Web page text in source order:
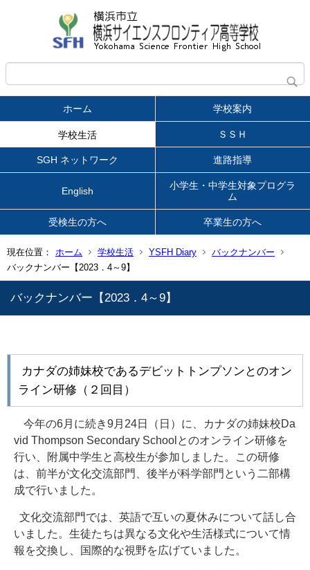
ホーム 学校案内
学校生活 ＳＳＨ
SGH ネットワーク 進路指導
English
小学生・中学生対象プログラ
ム
受検生の方へ 卒業生の方へ
現在位置： ホーム 学校生活 YSFH Diary
バックナンバー
バックナンバー【2023．4～9】
バックナンバー【2023．4～9】
カナダの姉妹校であるデビットトンプソンとのオン
ライン研修（２回目）
今年の6月に続き9月 24日（日）に、カナダの姉妹校Da
vid Thompson Secondary School とのオンライン研修を
行い、附属中学生と高校生が参加しました。この研修
は、前半が文化交流部門、後半が科学部門という二部構
成で行いました。
文化交流部門では、英語で互いの夏休みについて話し合
いました 。生徒たちは異なる文化や生活様式について情
報を交換し、国際的な視野を広げていました。